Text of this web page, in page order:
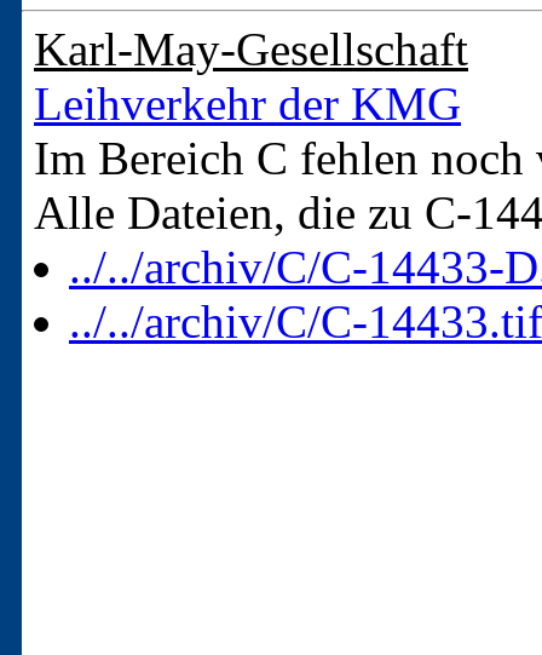
Karl-May-Gesellschaft
Leihverkehr der KMG
Im Bereich C fehlen noch
Alle Dateien, die zu C-
../../archiv/C/C-14433-
../../archiv/C/C-14433.tif